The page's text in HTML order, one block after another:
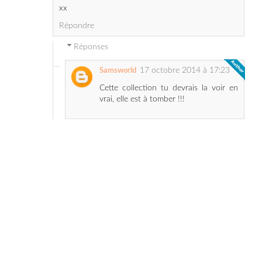
Cette collection tu devrais la voir en
vrai, elle est à tomber !!!